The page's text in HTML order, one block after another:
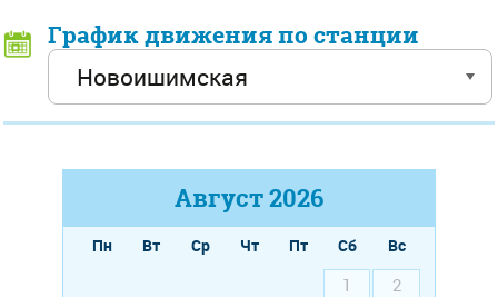
График движения по станции
Август2026
Пн Вт Ср Чт Пт Сб
Вс
1
2